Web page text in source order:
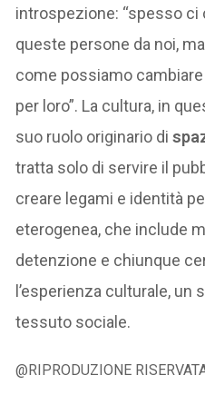
introspezione: “spesso
queste persone da noi,
come possiamo
per loro”. La cultura, in
suo ruolo originario di
tratta solo di servire il
creare legami e identità
eterogenea, che include
detenzione e chiunque
l’esperienza culturale, un
tessuto sociale.
@RIPRODUZIONE